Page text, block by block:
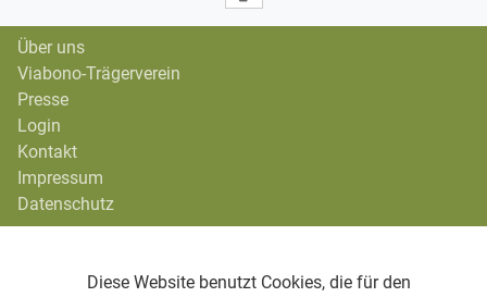
Diese Website benutzt Cookies, die für den
Über uns
Viabono-Trägerverein
Presse
Login
Kontakt
Impressum
Datenschutz